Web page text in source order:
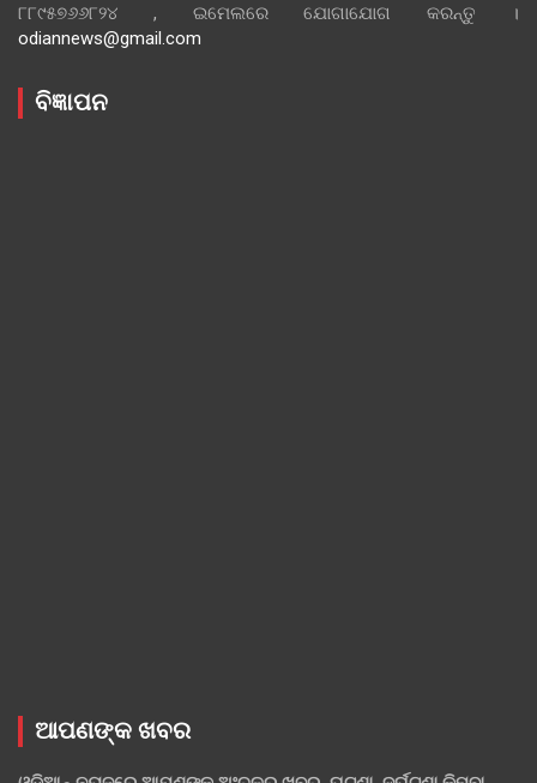
୮୮୯୫୭୬୬୮୨୪ , ଇମେଲରେ ଯୋଗାଯୋଗ କରନ୍ତୁ ।
odiannews@gmail.com
ବିଜ୍ଞାପନ
ଆପଣଙ୍କ ଖବର